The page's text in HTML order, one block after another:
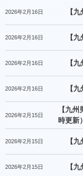
2026年2月16日 【
2026年2月16日 【
2026年2月16日 【
2026年2月16日 【
2026年2月15日
【九
時更新）
2026年2月15日 【
2026年2月15日 【